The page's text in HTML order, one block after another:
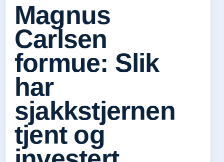
Magnus
Carlsen
formue: Slik
har
sjakkstjernen
tjent og